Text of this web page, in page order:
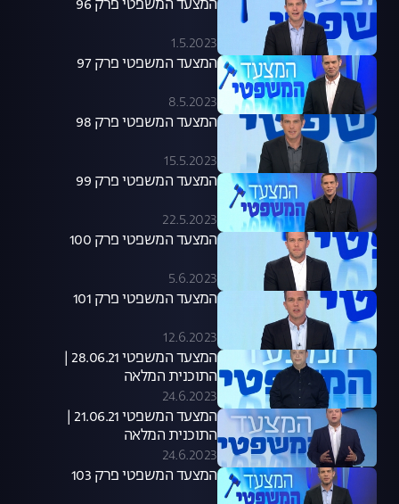
המצעד המשפטי פרק 96
1.5.2023
המצעד המשפטי פרק 97
8.5.2023
המצעד המשפטי פרק 98
15.5.2023
המצעד המשפטי פרק 99
22.5.2023
המצעד המשפטי פרק 100
5.6.2023
המצעד המשפטי פרק 101
12.6.2023
המצעד המשפטי 28.06.21 |
התוכנית המלאה
24.6.2023
המצעד המשפטי 21.06.21 |
התוכנית המלאה
24.6.2023
המצעד המשפטי פרק 103